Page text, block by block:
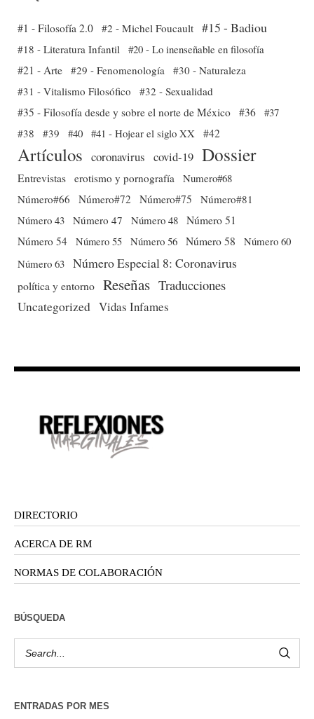
#1 - Filosofía 2.0 #2 - Michel Foucault #15 - Badiou
#18 - Literatura Infantil #20 - Lo inenseñable en filosofía
#21 - Arte #29 - Fenomenología #30 - Naturaleza
#31 - Vitalismo Filosófico
#32 - Sexualidad
#35 - Filosofía desde y sobre el norte de México #36 #37
#38
#39 #40 #41 - Hojear el siglo XX #42
Artículos coronavirus covid-19 Dossier
Entrevistas erotismo y pornografía Numero#68
Número#66
Número#72 Número#75
Número#81
Número 43 Número 47 Número 48 Número 51
Número 54 Número 55 Número 56 Número 58
Número 60
Número 63 Número Especial 8: Coronavirus
política y entorno Reseñas Traducciones
Uncategorized Vidas Infames
DIRECTORIO
ACERCA DE RM
NORMAS DE COLABORACIÓN
BÚSQUEDA
ENTRADAS POR MES